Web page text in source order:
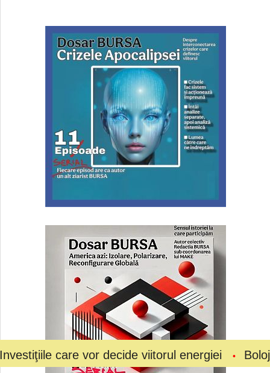
care vor decide viitorul energiei Bolojan a